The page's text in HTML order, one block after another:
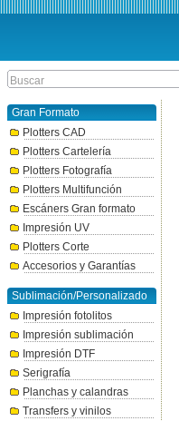
Gran Formato
Plotters CAD
Plotters Cartelería
Plotters Fotografía
Plotters Multifunción
Escáners Gran formato
Impresión UV
Plotters Corte
Accesorios y Garantías
Sublimación/Personalizado
Impresión fotolitos
Impresión sublimación
Impresión DTF
Serigrafía
Planchas y calandras
Transfers y vinilos